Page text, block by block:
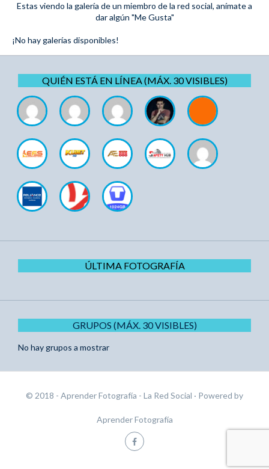
Estas viendo la galería de un miembro de la red social, anímate a
dar algún "Me Gusta"
¡No hay galerías disponibles!
QUIÉN ESTÁ EN LÍNEA (MÁX. 30 VISIBLES)
ÚLTIMA FOTOGRAFÍA
GRUPOS (MÁX. 30 VISIBLES)
No hay grupos a mostrar
© 2018 - Aprender Fotografía - La Red Social · Powered by
Aprender Fotografía